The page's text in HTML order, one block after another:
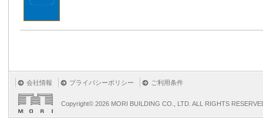
会社情報 プライバシーポリシー ご利用条件
Copyright© 2026 MORI BUILDING CO., LTD. ALL RIGHTS